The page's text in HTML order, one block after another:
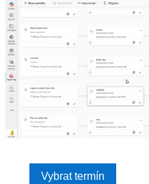
Vybrat termín